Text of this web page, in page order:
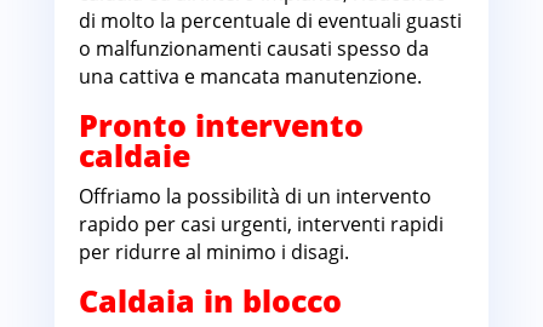
di molto la percentuale di eventuali guasti
o malfunzionamenti causati spesso da
una cattiva e mancata manutenzione.
Pronto intervento
caldaie
Offriamo la possibilità di un intervento
rapido per casi urgenti, interventi rapidi
per ridurre al minimo i disagi.
Caldaia in blocco